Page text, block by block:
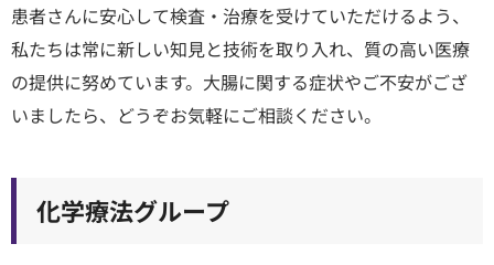
患者さんに安心して検査・治療を受けていただけるよう、
私たちは常に新しい知見と技術を取り入れ、質の高い医療
の提供に努めています。大腸に関する症状やご不安がござ
いましたら、どうぞお気軽にご相談ください。
化学療法グループ